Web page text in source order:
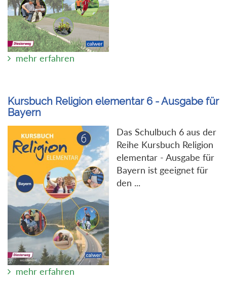
mehr erfahren
Kursbuch Religion elementar 6 - Ausgabe für
Bayern
Das Schulbuch 6 aus der
Reihe Kursbuch Religion
elementar - Ausgabe für
Bayern ist geeignet für
den ...
mehr erfahren